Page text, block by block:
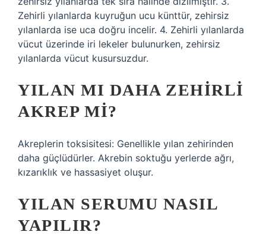
Zehirli yılanlarda kuyruğun ucu künttür, zehirsiz
yılanlarda ise uca doğru incelir. 4. Zehirli yılanlarda
vücut üzerinde iri lekeler bulunurken, zehirsiz
yılanlarda vücut kusursuzdur.
YILAN MI DAHA ZEHIRLI
AKREP MI?
Akreplerin toksisitesi: Genellikle yılan zehirinden
daha güçlüdürler. Akrebin soktuğu yerlerde ağrı,
kızarıklık ve hassasiyet oluşur.
YILAN SERUMU NASIL
YAPILIR?